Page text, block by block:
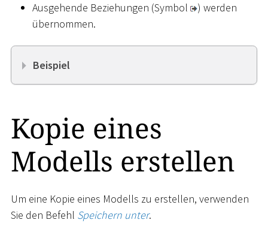
Ausgehende Beziehungen (Symbol
) werden
übernommen.
Beispiel
Kopie eines
Modells erstellen
Um eine Kopie eines Modells zu erstellen, verwenden
Sie den Befehl Speichern unter.